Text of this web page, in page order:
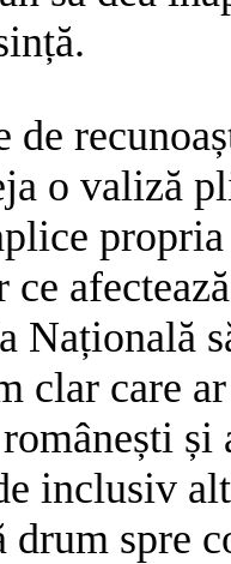
o valiză
Națională
clar care
inclusiv
spre